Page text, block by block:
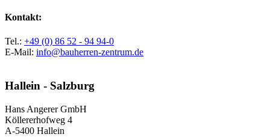
Kontakt:
Tel.: +49 (0) 86 52 - 94 94-0
E-Mail: info@bauherren-zentrum.de
Hallein - Salzburg
Hans Angerer GmbH
Köllererhofweg 4
A-5400 Hallein